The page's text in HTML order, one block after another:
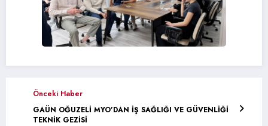
Önceki Haber
GAÜN OĞUZELİ MYO’DAN İŞ SAĞLIĞI VE GÜVENLİĞİ
TEKNİK GEZİSİ